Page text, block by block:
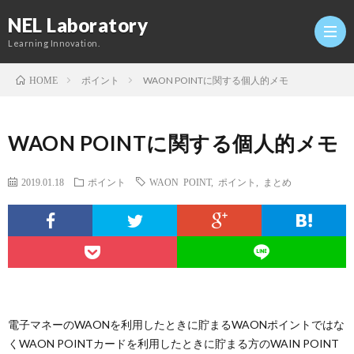
NEL Laboratory
Learning Innovation.
究
HOME ポイント WAON POINTに関する個人的メモ
WAON POINTに関する個人的メモ
2019.01.18 ポイント WAON POINT, ポイント まとめ
電子マネーのWAONを利用したときに貯まるWAONポイントではな
くWAON POINTカードを利用したときに貯まる方のWAIN POINT